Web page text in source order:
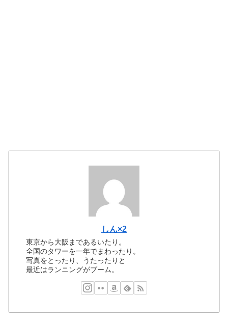
しん×2
東京から大阪まであるいたり。
全国のタワーを一年でまわったり。
写真をとったり、うたったりと
最近はランニングがブーム。